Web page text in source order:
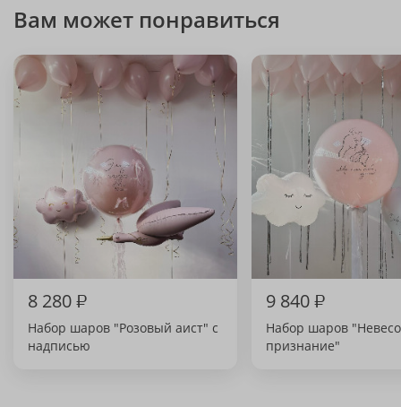
Вам может понравиться
8 280₽
Набор шаров "Розовый аист" с
надписью
9 840₽
Набор шаров
признание"